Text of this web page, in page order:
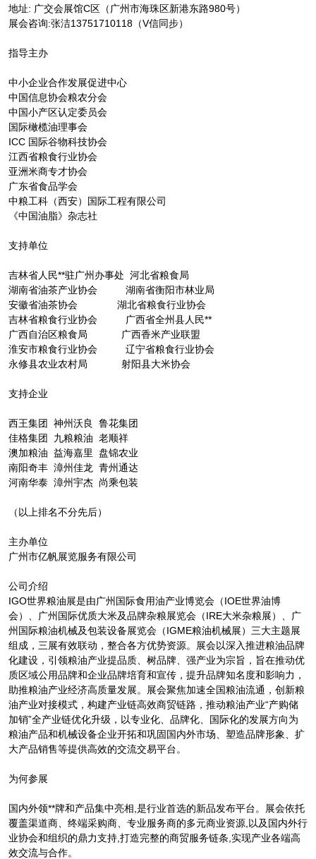
地址: 广交会展馆C区（广州市海珠区新港东路980号）
展会咨询:张洁13751710118（V信同步）
指导主办
中小企业合作发展促进中心
中国信息协会粮农分会
中国小产区认定委员会
国际橄榄油理事会
ICC 国际谷物科技协会
江西省粮食行业协会
亚洲米商专才协会
广东省食品学会
中粮工科（西安）国际工程有限公司
《中国油脂》杂志社
支持单位
吉林省人民**驻广州办事处 河北省粮食局
湖南省油茶产业协会 湖南省衡阳市林业局
安徽省油茶协会 湖北省粮食行业协会
吉林省粮食行业协会 广西省全州县人民**
广西自治区粮食局 广西香米产业联盟
淮安市粮食行业协会 辽宁省粮食行业协会
永修县农业农村局 射阳县大米协会
支持企业
西王集团 神州沃良 鲁花集团
佳格集团 九粮粮油 老顺祥
澳加粮油 益海嘉里 盘锦农业
南阳奇丰 漳州佳龙 青州通达
河南华泰 漳州宇杰 尚乘包装
（以上排名不分先后）
主办单位
广州市亿帆展览服务有限公司
公司介绍
IGO世界粮油展是由广州国际食用油产业博览会（IOE世界油博
会）、广州国际优质大米及品牌杂粮展览会（IRE大米杂粮展）、广
州国际粮油机械及包装设备展览会（IGME粮油机械展）三大主题展
组成，三展有效联动，整合各方优势资源。展会以深入推进粮油品牌
化建设，引领粮油产业提品质、树品牌、强产业为宗旨，旨在推动优
质区域公用品牌和企业品牌培育和宣传，提升品牌知名度和影响力，
助推粮油产业经济高质量发展。展会聚焦加速全国粮油流通，创新粮
油产业对接模式，构建产业链高效商贸链路，推动粮油产业“产购储
加销”全产业链优化升级，以专业化、品牌化、国际化的发展方向为
粮油产品和机械设备企业开拓和巩固国内外市场、塑造品牌形象、扩
大产品销售等提供高效的交流交易平台。
为何参展
国内外领**牌和产品集中亮相,是行业首选的新品发布平台。展会依托
覆盖渠道商、终端采购商、专业服务商的多元商业资源,以及国内外行
业协会和组织的鼎力支持,打造完整的商贸服务链条,实现产业各端高
效交流与合作。